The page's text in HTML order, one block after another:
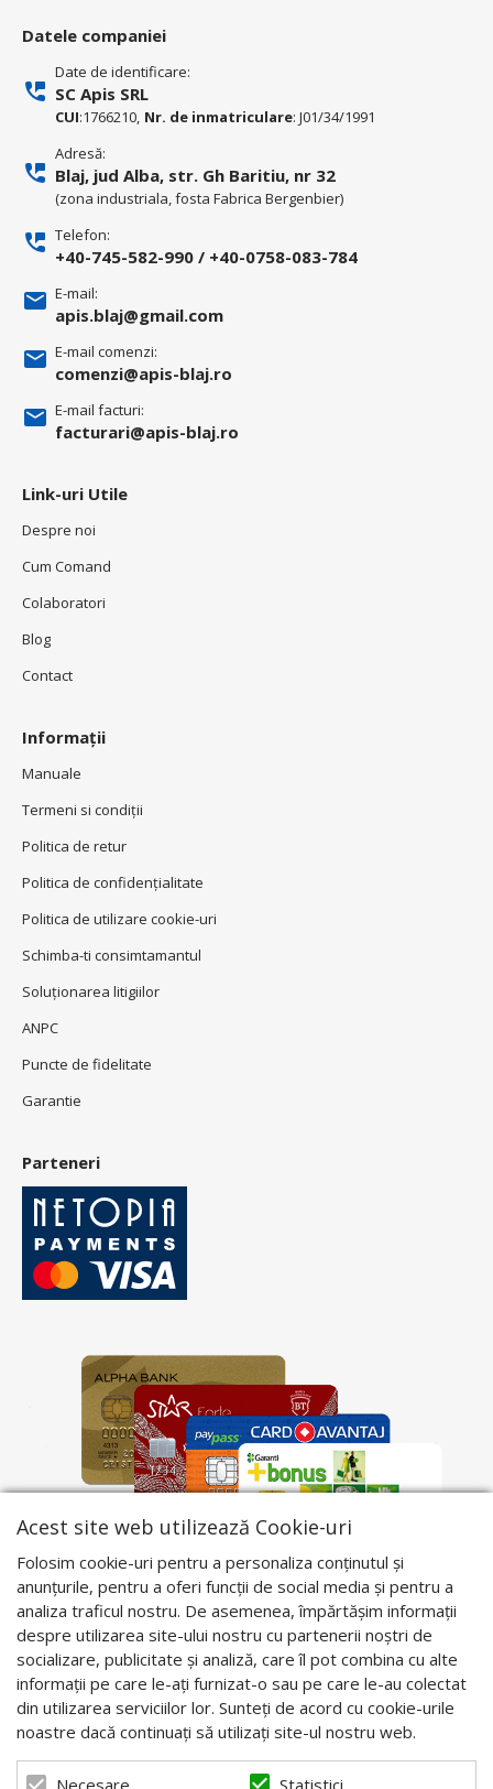
Datele companiei
Date de identificare:
SC Apis SRL
CUI:1766210, Nr. de inmatriculare: J01/34/1991
Adresă:
Blaj, jud Alba, str. Gh Baritiu, nr 32
(zona industriala, fosta Fabrica Bergenbier)
Telefon:
+40-745-582-990 / +40-0758-083-784
E-mail:
apis.blaj@gmail.com
E-mail comenzi:
comenzi@apis-blaj.ro
E-mail facturi:
facturari@apis-blaj.ro
Link-uri Utile
Despre noi
Cum Comand
Colaboratori
Blog
Contact
Informații
Manuale
Termeni si condiţii
Politica de retur
Politica de confidenţialitate
Politica de utilizare cookie-uri
Schimba-ti consimtamantul
Soluționarea litigiilor
ANPC
Puncte de fidelitate
Garantie
Parteneri
Acest site web utilizează Cookie-uri
Folosim cookie-uri pentru a personaliza conținutul și
anunțurile, pentru a oferi funcții de social media și pentru a
analiza traficul nostru. De asemenea, împărtășim informații
despre utilizarea site-ului nostru cu partenerii noștri de
socializare, publicitate și analiză, care îl pot combina cu alte
informații pe care le-ați furnizat-o sau pe care le-au colectat
din utilizarea serviciilor lor. Sunteți de acord cu cookie-urile
noastre dacă continuați să utilizați site-ul nostru web.
Necesare Statistici